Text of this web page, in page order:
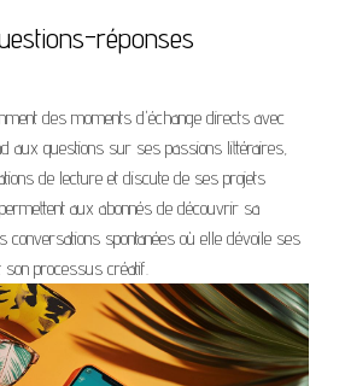
réponses
des moments d'échange directs avec
aux questions sur ses passions littéraires,
de lecture et discute de ses projets
aux abonnés de découvrir sa
conversations spontanées où elle dévoile ses
son processus créatif.